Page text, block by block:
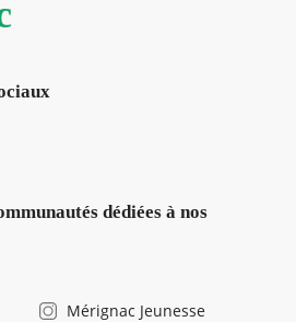
dédiées à nos
Mérignac Jeunesse